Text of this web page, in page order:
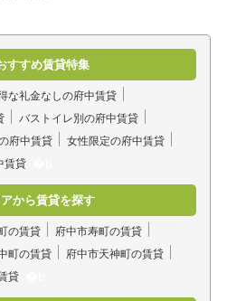
すすめ賃貸特集
な礼金なしの府中賃貸
バストイレ別の府中賃貸
府中賃貸
女性限定の府中賃貸
賃貸
から賃貸を探す
の賃貸
府中市寿町の賃貸
町の賃貸
府中市天神町の賃貸
貸